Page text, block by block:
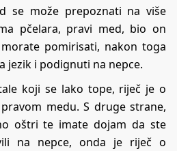
se može prepoznati na više
pčelara, pravi med, bio on
pomirisati, nakon toga
jezik i podignuti na nepce.
koji se lako tope, riječ je o
medu. S druge strane,
oštri te imate dojam da ste
na nepce, onda je riječ o